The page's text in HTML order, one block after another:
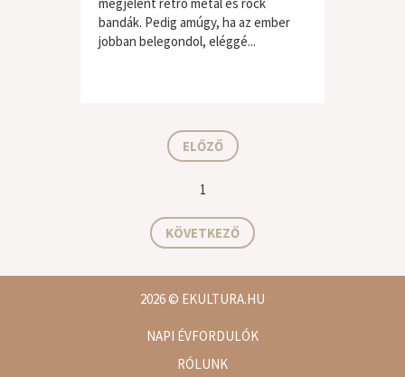
bandák. Pedig amúgy, ha az ember
jobban belegondol, eléggé...
ELŐZŐ
1
KÖVETKEZŐ
2026© EKULTURA.HU
NAPI ÉVFORDULÓK
RÓLUNK